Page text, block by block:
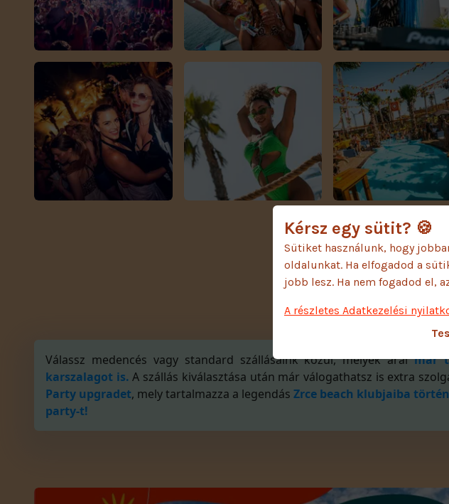
Válassz medencés vagy standard szállásaink közül, melyek áraimár
karszalagot is. A szállás kiválasztása után már válogathatsz is extra
Party upgradet, mely tartalmazza a legendás Zrce beach klubjaiba
party-t!
Kérsz egy sütit? 🍪
Sütiket használunk, hogy
oldalunkat. Ha elfogadod a
jobb lesz. Ha nem fogadod el,
A részletes Adatkezelési